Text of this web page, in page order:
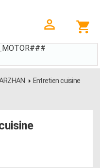
Entretien cuisine